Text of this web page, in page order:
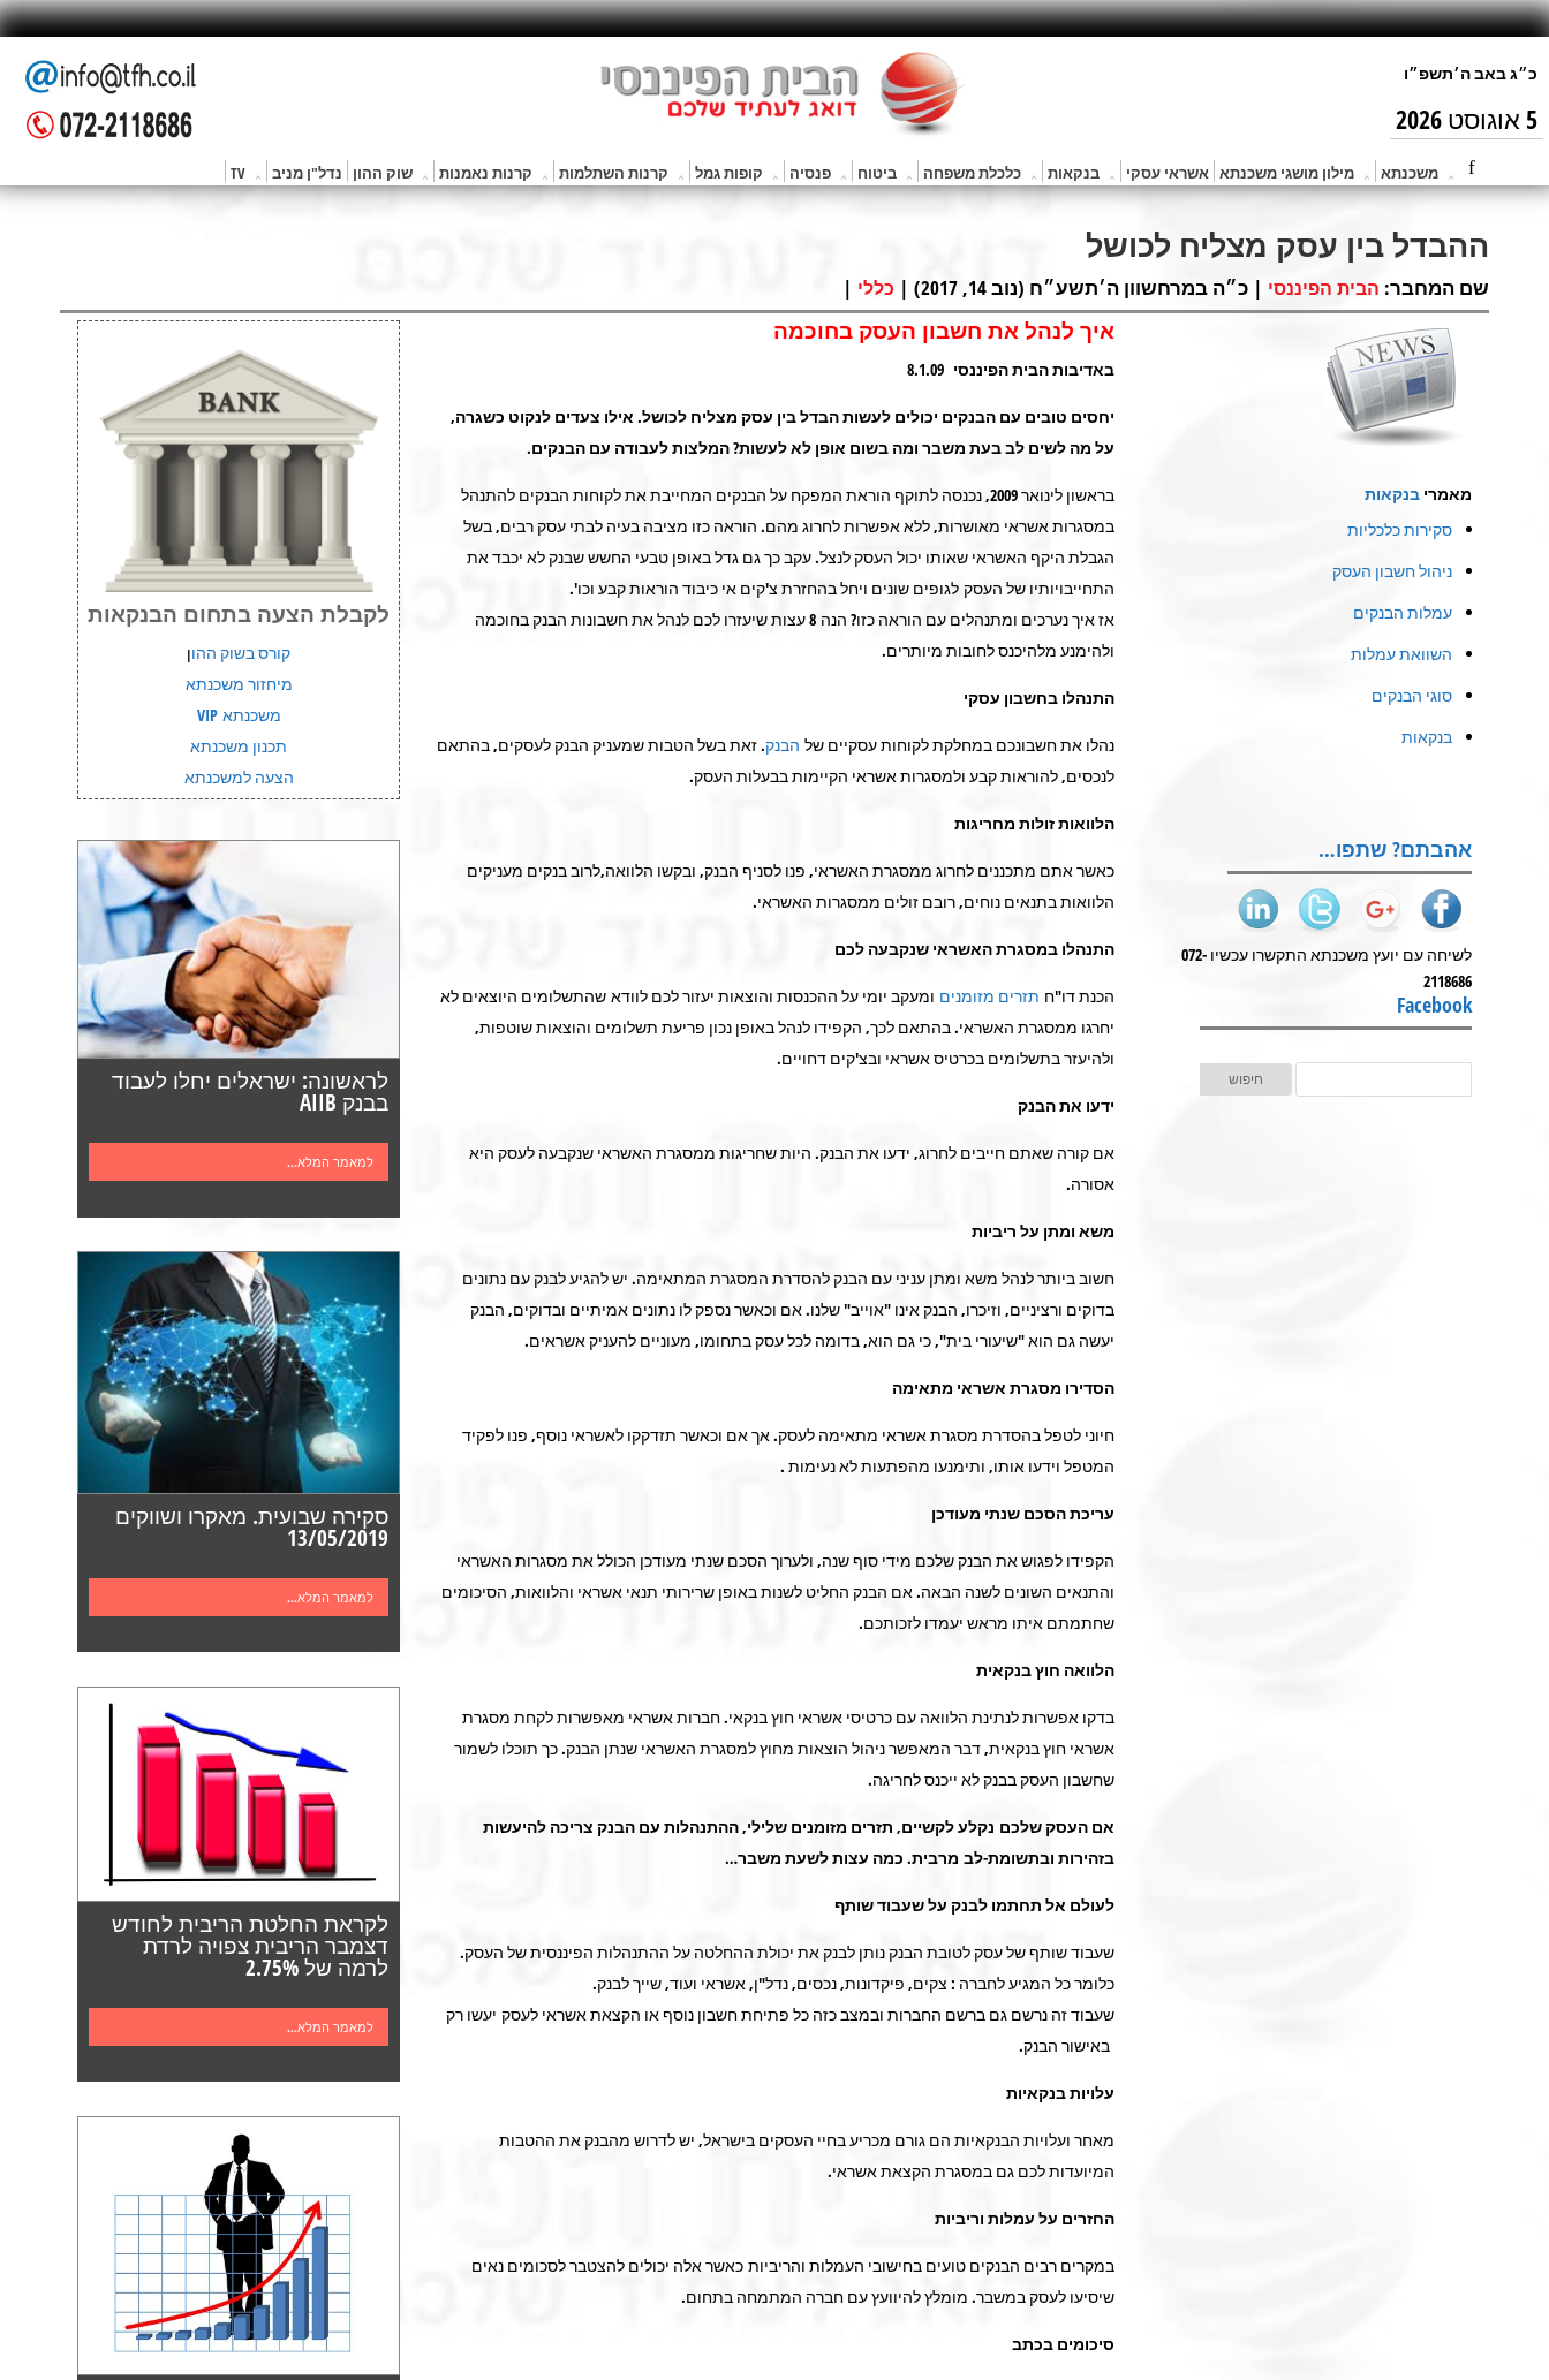
5 אוגוסט 2026
משכנתא מילון מושגי משכנתא אשראי עסקי בנקאות כלכלת משפחה ביטוח פנסיה קופות גמל קרנות השתלמות קרנות נאמנות שוק ההון נדל"ן מניב TV
ההבדל בין עסק מצליח לכושל
שם המחבר: הבית הפיננסי | כ״ה במרחשוון ה׳תשע״ח (נוב 14, 2017) | כללי |
לקבלת הצעה בתחום הבנקאות
קורס בשוק ההון
מיחזור משכנתא
משכנתא VIP
תכנון משכנתא
הצעה למשכנתא
לראשונה: ישראלים יחלו לעבוד
בבנק AIIB
למאמר המלא...
סקירה שבועית. מאקרו ושווקים
13/05/2019
למאמר המלא...
לקראת החלטת הריבית לחודש
דצמבר הריבית צפויה לרדת
לרמה של 2.75%
למאמר המלא...
איך לנהל את חשבון העסק בחוכמה
באדיבות הבית הפיננסי 8.1.09
יחסים טובים עם הבנקים יכולים לעשות הבדל בין עסק מצליח לכושל. אילו צעדים לנקוט כשגרה,
על מה לשים לב בעת משבר ומה בשום אופן לא לעשות? המלצות לעבודה עם הבנקים.
בראשון לינואר 2009, נכנסה לתוקף הוראת המפקח על הבנקים המחייבת את לקוחות הבנקים להתנהל
במסגרות אשראי מאושרות, ללא אפשרות לחרוג מהם. הוראה כזו מציבה בעיה לבתי עסק רבים, בשל
הגבלת היקף האשראי שאותו יכול העסק לנצל. עקב כך גם גדל באופן טבעי החשש שבנק לא יכבד את
התחייבויותיו של העסק לגופים שונים ויחל בהחזרת צ'קים אי כיבוד הוראות קבע וכו'.
אז איך נערכים ומתנהלים עם הוראה כזו? הנה 8 עצות שיעזרו לכם לנהל את חשבונות הבנק בחוכמה
ולהימנע מלהיכנס לחובות מיותרים.
התנהלו בחשבון עסקי
נהלו את חשבונכם במחלקת לקוחות עסקיים של הבנק. זאת בשל הטבות שמעניק הבנק לעסקים, בהתאם
לנכסים, להוראות קבע ולמסגרות אשראי הקיימות בבעלות העסק.
הלוואות זולות מחריגות
כאשר אתם מתכננים לחרוג ממסגרת האשראי, פנו לסניף הבנק, ובקשו הלוואה,לרוב בנקים מעניקים
הלוואות בתנאים נוחים, רובם זולים ממסגרות האשראי.
התנהלו במסגרת האשראי שנקבעה לכם
הכנת דו"ח תזרים מזומנים ומעקב יומי על ההכנסות והוצאות יעזור לכם לוודא שהתשלומים היוצאים לא
יחרגו ממסגרת האשראי. בהתאם לכך, הקפידו לנהל באופן נכון פריעת תשלומים והוצאות שוטפות,
ולהיעזר בתשלומים בכרטיס אשראי ובצ'קים דחויים.
ידעו את הבנק
אם קורה שאתם חייבים לחרוג, ידעו את הבנק. היות שחריגות ממסגרת האשראי שנקבעה לעסק היא
אסורה.
משא ומתן על ריביות
חשוב ביותר לנהל משא ומתן עניני עם הבנק להסדרת המסגרת המתאימה. יש להגיע לבנק עם נתונים
בדוקים ורציניים, וזיכרו, הבנק אינו "אוייב" שלנו. אם וכאשר נספק לו נתונים אמיתיים ובדוקים, הבנק
יעשה גם הוא "שיעורי בית", כי גם הוא, בדומה לכל עסק בתחומו, מעוניים להעניק אשראים.
הסדירו מסגרת אשראי מתאימה
חיוני לטפל בהסדרת מסגרת אשראי מתאימה לעסק. אך אם וכאשר תזדקקו לאשראי נוסף, פנו לפקיד
המטפל וידעו אותו, ותימנעו מהפתעות לא נעימות .
עריכת הסכם שנתי מעודכן
הקפידו לפגוש את הבנק שלכם מידי סוף שנה, ולערוך הסכם שנתי מעודכן הכולל את מסגרות האשראי
והתנאים השונים לשנה הבאה. אם הבנק החליט לשנות באופן שרירותי תנאי אשראי והלוואות, הסיכומים
שחתמתם איתו מראש יעמדו לזכותכם.
הלוואה חוץ בנקאית
בדקו אפשרות לנתינת הלוואה עם כרטיסי אשראי חוץ בנקאי. חברות אשראי מאפשרות לקחת מסגרת
אשראי חוץ בנקאית, דבר המאפשר ניהול הוצאות מחוץ למסגרת האשראי שנתן הבנק. כך תוכלו לשמור
שחשבון העסק בבנק לא ייכנס לחריגה.
אם העסק שלכם נקלע לקשיים, תזרים מזומנים שלילי, ההתנהלות עם הבנק צריכה להיעשות
בזהירות ובתשומת-לב מרבית. כמה עצות לשעת משבר…
לעולם אל תחתמו לבנק על שעבוד שותף
שעבוד שותף של עסק לטובת הבנק נותן לבנק את יכולת ההחלטה על ההתנהלות הפיננסית של העסק.
כלומר כל המגיע לחברה : צקים, פיקדונות, נכסים, נדל"ן, אשראי ועוד, שייך לבנק.
שעבוד זה נרשם גם ברשם החברות ובמצב כזה כל פתיחת חשבון נוסף או הקצאת אשראי לעסק יעשו רק
באישור הבנק.
עלויות בנקאיות
מאחר ועלויות הבנקאיות הם גורם מכריע בחיי העסקים בישראל, יש לדרוש מהבנק את ההטבות
המיועדות לכם גם במסגרת הקצאת אשראי.
החזרים על עמלות וריביות
במקרים רבים הבנקים טועים בחישובי העמלות והריביות כאשר אלה יכולים להצטבר לסכומים נאים
שיסיעו לעסק במשבר. מומלץ להיוועץ עם חברה המתמחה בתחום.
סיכומים בכתב
מאמרי בנקאות
סקירות כלכליות
ניהול חשבון העסק
עמלות הבנקים
השוואת עמלות
סוגי הבנקים
בנקאות
אהבתם? שתפו…
לשיחה עם יועץ משכנתא התקשרו עכשיו 072-
2118686
Facebook